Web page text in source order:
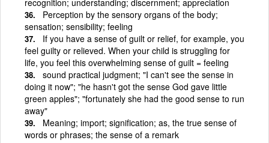
Perception by the sensory organs of the body;
sensation; sensibility; feeling
If you have a sense of guilt or relief, for example, you
feel guilty or relieved. When your child is struggling for
life, you feel this overwhelming sense of guilt = feeling
sound practical judgment; "I can't see the sense in
doing it now"; "he hasn't got the sense God gave little
green apples"; "fortunately she had the good sense to run
away"
Meaning; import; signification; as, the true sense of
words or phrases; the sense of a remark